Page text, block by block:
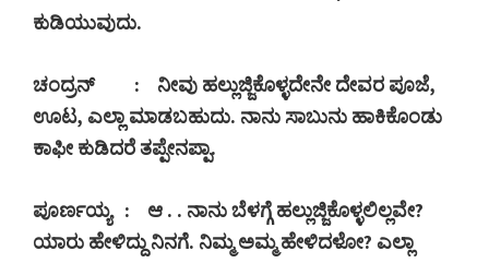
ಕುಡಿಯುವುದು.
ಚಂದ್ರನ್ : ನೀವು ಹಲ್ಲುಜ್ಜಿಕೊಳ್ಳದೇನೇ ದೇವರ ಪೂಜೆ,
ಊಟ, ಎಲ್ಲಾ ಮಾಡಬಹುದು. ನಾನು ಸಾಬುನು ಹಾಕಿಕೊಂಡು
ಕಾಫೀ ಕುಡಿದರೆ ತಪ್ಪೇನಪ್ಪಾ.
ಪೂರ್ಣಯ್ಯ: ಆ . . ನಾನು ಬೆಳಗ್ಗೆ ಹಲ್ಲುಜ್ಜಿಕೊಳ್ಳಲಿಲ್ಲವೇ?
ಯಾರು ಹೇಳಿದ್ದು ನಿನಗೆ. ನಿಮ್ಮ ಅಮ್ಮ ಹೇಳಿದಳೋ? ಎಲ್ಲಾ